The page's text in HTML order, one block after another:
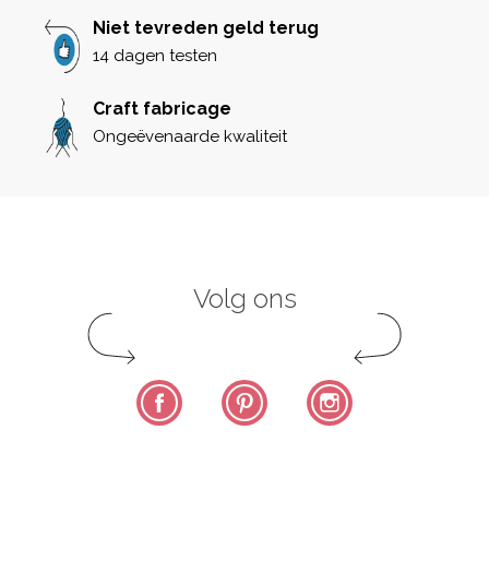
Niet tevreden geld terug
14 dagen testen
Craft fabricage
Ongeëvenaarde kwaliteit
Volg ons
Facebook Pinterest